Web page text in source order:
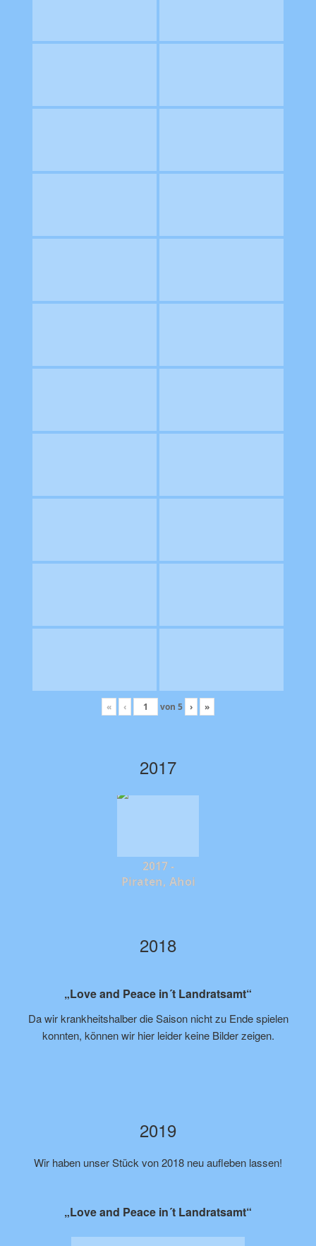
« ‹ von 5 › »
2017
2017 -
Piraten, Ahoi
2018
„Love and Peace in´t Landratsamt“
Da wir krankheitshalber die Saison nicht zu Ende spielen
konnten, können wir hier leider keine Bilder zeigen.
2019
Wir haben unser Stück von 2018 neu aufleben lassen!
„Love and Peace in´t Landratsamt“